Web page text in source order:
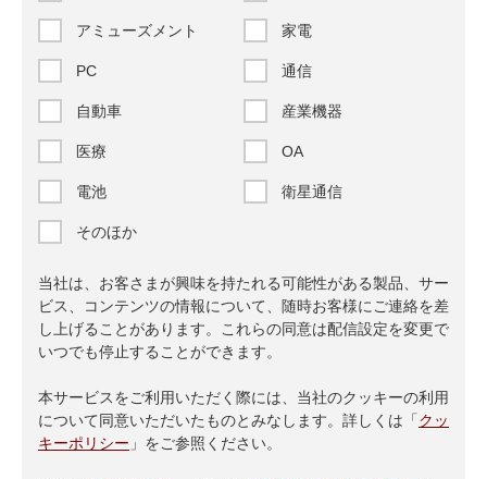
アミューズメント 家電
PC 通信
自動車 産業機器
医療 OA
電池 衛星通信
そのほか
当社は、お客さまが興味を持たれる可能性がある製品、サー
ビス、コンテンツの情報について、随時お客様にご連絡を差
し上げることがあります。これらの同意は配信設定を変更で
いつでも停止することができます。
本サービスをご利用いただく際には、当社のクッキーの利用
について同意いただいたものとみなします。詳しくは「クッ
キーポリシー 」をご参照ください。